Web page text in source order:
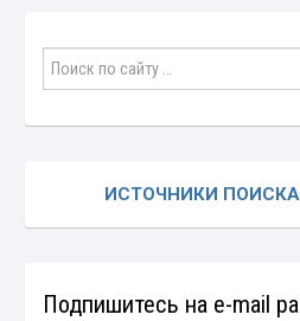
ИСТОЧНИКИ
Подпишитесь на e-mail